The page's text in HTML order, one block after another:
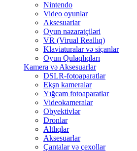
Nintendo
Video oyunlar
Aksesuarlar
Oyun nəzarətçiləri
VR (Virual Reallıq)
Klaviaturalar və siçanlar
Oyun Qulaqlıqları
Kamera və Aksesuarlar
DSLR-fotoaparatlar
Ekşn kameralar
Yığcam fotoaparatlar
Videokameralar
Obyektivlər
Dronlar
Altlıqlar
Aksesuarlar
Çantalar və çexollar